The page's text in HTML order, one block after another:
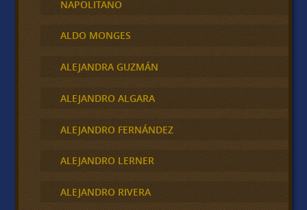
NAPOLITANO
ALDO MONGES
ALEJANDRA GUZMÁN
ALEJANDRO ALGARA
ALEJANDRO FERNÁNDEZ
ALEJANDRO LERNER
ALEJANDRO RIVERA